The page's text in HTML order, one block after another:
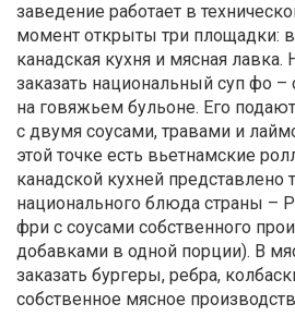
заведение работает в
момент открыты три площадки:
канадская кухня и мясная
заказать национальный суп фо
на говяжьем бульоне. Его
с двумя соусами, травами и
этой точке есть вьетнамские
канадской кухней представлено
национального блюда страны –
фри с соусами собственного
добавками в одной порции). В
заказать бургеры, ребра,
собственное мясное